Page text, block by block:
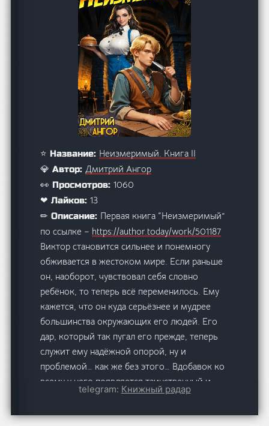
⭐ Название: Неизмеримый. Книга II
💎 Автор:Дмитрий Ангор
👀 Просмотров:1060
❤ Лайков:13
✏ Описание: Первая книга “Неизмеримый”
по ссылке – https://author.today/work/501187
Виктор становится сильнее и понемногу
обживается в жестоком мире. Если раньше
он, наоборот, чувствовал себя словно
ребёнок, то теперь всё переменилось. Ему
кажется, что он куда серьёзнее и мудрее
большинства окружающих его людей. Его
дар, который так пугал его прежде, теперь
служит ему надёжной опорой, ну и
проблемой… как же без этого… Вдобавок ко
всему у него появляется таинственный и
одновременно жуткий помощник,
telegram: Книжный радар